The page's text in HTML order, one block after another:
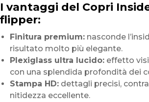
I vantaggi del Copri
flipper:
Finitura premium: nasconde
risultato molto più elegante.
Plexiglass ultra lucido: effetto
con una splendida profondità dei
Stampa HD: dettagli precisi,
nitidezza eccellente.